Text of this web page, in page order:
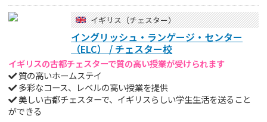
イギリス（チェスター）
イングリッシュ・ランゲージ・センター
（ELC） / チェスター校
イギリスの古都チェスターで質の高い授業が受けられます
質の高いホームステイ
多彩なコース、レベルの高い授業を提供
美しい古都チェスターで、イギリスらしい学生生活を送ること
ができる